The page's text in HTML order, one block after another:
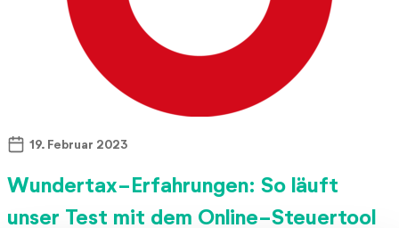
19. Februar 2023
Wundertax-Erfahrungen: So läuft
unser Test mit dem Online-Steuertool